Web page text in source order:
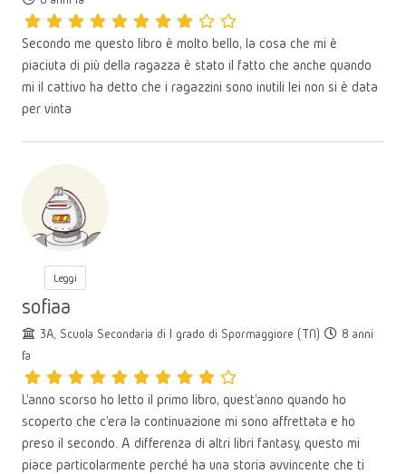
Secondo me questo libro è molto bello, la cosa che mi è
piaciuta di più della ragazza è stato il fatto che anche quando
mi il cattivo ha detto che i ragazzini sono inutili lei non si è data
per vinta
Leggi
sofiaa
3A, Scuola Secondaria di I grado di Spormaggiore (TN)
8 anni
fa
L'anno scorso ho letto il primo libro, quest'anno quando ho
scoperto che c'era la continuazione mi sono affrettata e ho
preso il secondo. A differenza di altri libri fantasy, questo mi
piace particolarmente perché ha una storia avvincente che ti